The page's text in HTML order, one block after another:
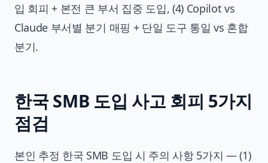
입 회피 + 본전 큰 부서 집중 도입, (4) Copilot vs
Claude 부서별 분기 매핑 + 단일 도구 통일 vs 혼합
분기.
한국 SMB 도입 사고 회피 5가지
점검
본인 추정 한국 SMB 도입 시 주의 사항 5가지 — (1)